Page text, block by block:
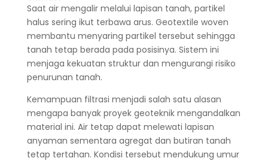
Saat air mengalir melalui lapisan tanah, partikel
halus sering ikut terbawa arus. Geotextile woven
membantu menyaring partikel tersebut sehingga
tanah tetap berada pada posisinya. Sistem ini
menjaga kekuatan struktur dan mengurangi risiko
penurunan tanah.
Kemampuan filtrasi menjadi salah satu alasan
mengapa banyak proyek geoteknik mengandalkan
material ini. Air tetap dapat melewati lapisan
anyaman sementara agregat dan butiran tanah
tetap tertahan. Kondisi tersebut mendukung umur